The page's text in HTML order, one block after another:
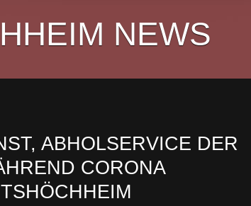
NEWS
ABHOLSERVICE DER
CORONA